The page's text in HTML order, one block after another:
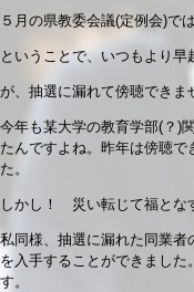
５月の県教委会議(定例会)で
ということで、いつもより早
が、抽選に漏れて傍聴できま
今年も某大学の教育学部(？)
たんですよね。昨年は傍聴
た。
しかし！ 災い転じて福とな
私同様、抽選に漏れた同業者
を入手することができました
す。